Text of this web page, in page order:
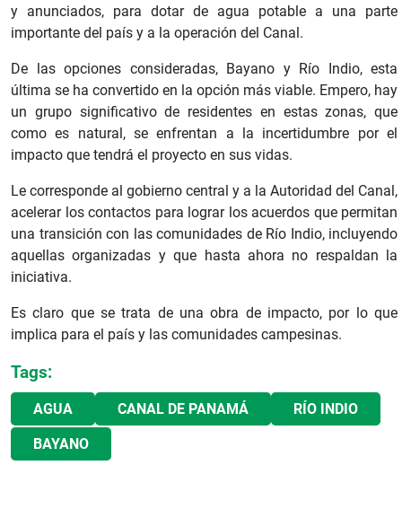
y anunciados, para dotar de agua potable a una parte
importante del país y a la operación del Canal.
De las opciones consideradas, Bayano y Río Indio, esta
última se ha convertido en la opción más viable. Empero, hay
un grupo significativo de residentes en estas zonas, que
como es natural, se enfrentan a la incertidumbre por el
impacto que tendrá el proyecto en sus vidas.
Le corresponde al gobierno central y a la Autoridad del Canal,
acelerar los contactos para lograr los acuerdos que permitan
una transición con las comunidades de Río Indio, incluyendo
aquellas organizadas y que hasta ahora no respaldan la
iniciativa.
Es claro que se trata de una obra de impacto, por lo que
implica para el país y las comunidades campesinas.
Tags:
AGUA CANAL DE PANAMÁ RÍO INDIO
BAYANO